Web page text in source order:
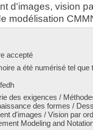
d'images, vision
modélisation
accepté
a été numérisé tel que
des exigences /
des formes /
d'images / Vision par
Modeling and